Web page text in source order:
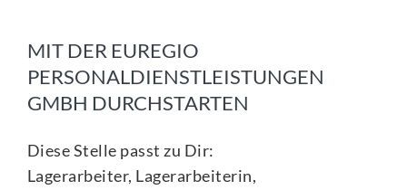
MIT DER EUREGIO
PERSONALDIENSTLEISTUNGEN
GMBH DURCHSTARTEN
Diese Stelle passt zu Dir:
Lagerarbeiter, Lagerarbeiterin,